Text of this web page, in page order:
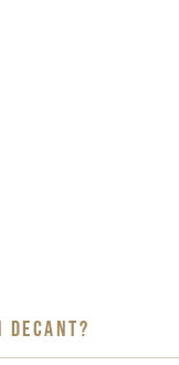
decant?